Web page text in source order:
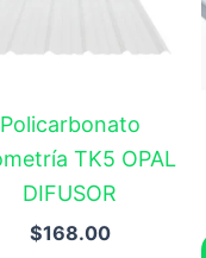
Policarbonato
TK5 OPAL
DIFUSOR
$168.00